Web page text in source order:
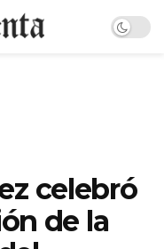
celebró
de la